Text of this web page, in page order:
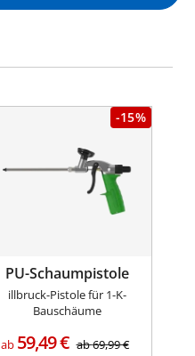
-15%
PU-Schaumpistole
illbruck-Pistole für 1-K-
Bauschäume
ab 59,49€ ab69,99€